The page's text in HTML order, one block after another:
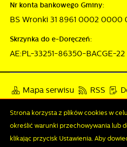
Nr konta bankowego Gminy:
BS Wronki 31 8961 0002
Skrzynka do e-Doręczeń:
AE:PL-33251-86350-BACGE-22
Mapa serwisu RSS
Polityka prywatności
Strona korzysta z plików cookies w
określić warunki przechowywania lub
klikając przycisk Ustawienia. Aby
Zapisz